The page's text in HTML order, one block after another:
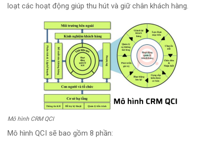
loạt các hoạt động giúp thu hút và giữ chân khách hàng.
Mô hình CRM QCI
Mô hình QCI sẽ bao gồm 8 phần: